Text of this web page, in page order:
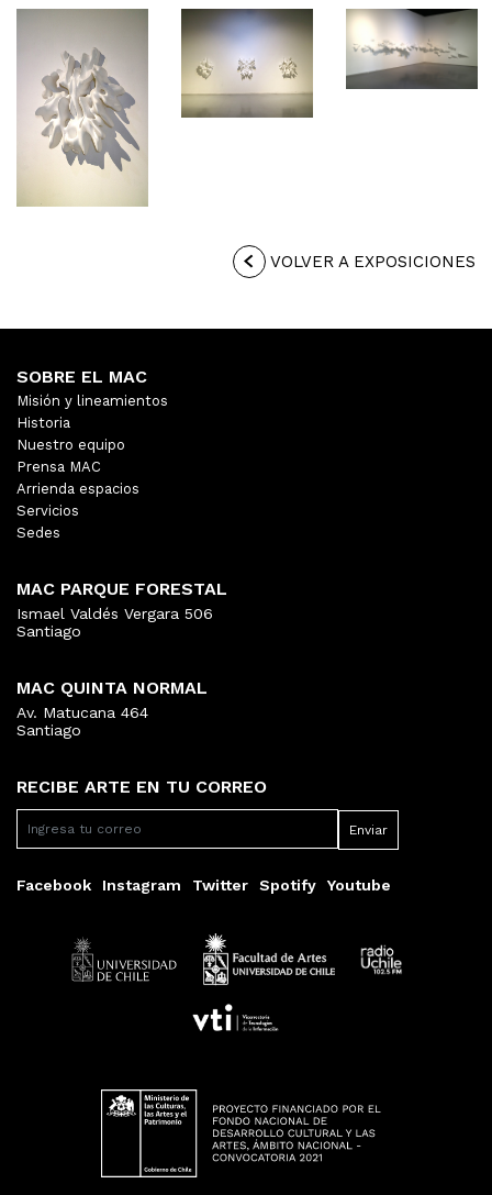
VOLVER A EXPOSICIONES
RECIBE ARTE EN TU CORREO
Facebook Instagram Twitter Spotify Youtube
SOBRE EL MAC
Misión y lineamientos
Historia
Nuestro equipo
Prensa MAC
Arrienda espacios
Servicios
Sedes
MAC PARQUE FORESTAL
Ismael Valdés Vergara 506
Santiago
MAC QUINTA NORMAL
Av. Matucana 464
Santiago